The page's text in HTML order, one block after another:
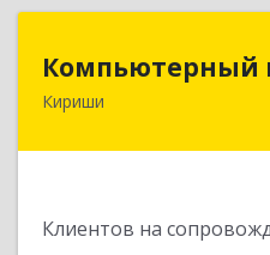
Компьютерный
Кириши
Клиентов на
Компьютерный